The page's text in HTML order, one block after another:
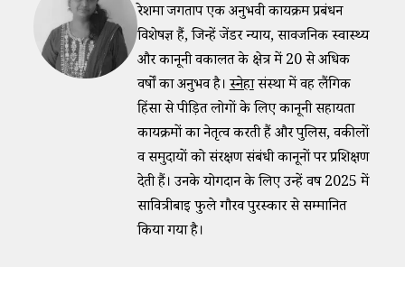
रेशमा जगताप एक अनुभवी कार्यक्रम प्रबंधन
विशेषज्ञ हैं, जिन्हें जेंडर न्याय, सार्वजनिक स्वास्थ्य
और कानूनी वकालत के क्षेत्र में 20 से अधिक
वर्षों का अनुभव है।स्नेहासंस्था में वह लैंगिक
हिंसा से पीड़ित लोगों के लिए कानूनी सहायता
कार्यक्रमों का नेतृत्व करती हैं और पुलिस, वकीलों
व समुदायों को संरक्षण संबंधी कानूनों पर प्रशिक्षण
देती हैं। उनके योगदान के लिए उन्हें वर्ष 2025 में
सावित्रीबाई फुले गौरव पुरस्कार से सम्मानित
किया गया है।